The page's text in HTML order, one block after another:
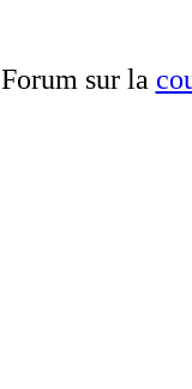
Forum sur la